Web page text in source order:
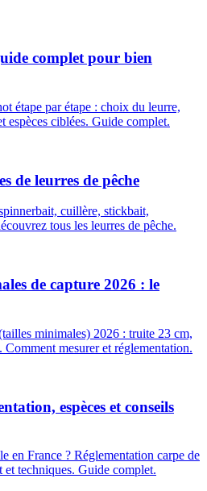
complet pour bien
étape par étape : choix du leurre,
espèces ciblées. Guide complet.
de leurres de pêche
cuillère, stickbait,
tous les leurres de pêche.
de capture 2026 : le
minimales) 2026 : truite 23 cm,
mesurer et réglementation.
espèces et conseils
en France ? Réglementation carpe de
techniques. Guide complet.